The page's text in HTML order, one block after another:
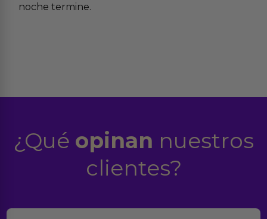
noche termine.
¿Qué opinan nuestros
clientes?